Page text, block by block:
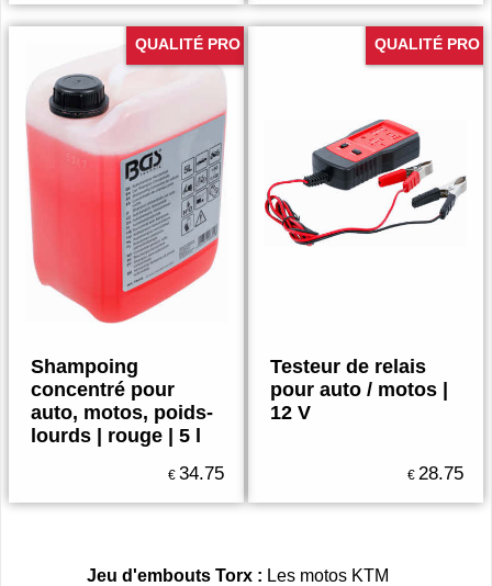
QUALITÉ PRO
Shampoing
concentré pour
auto, motos, poids-
lourds | rouge | 5 l
€ 34.75
QUALITÉ PRO
Testeur de relais
pour auto / motos |
12 V
€ 28.75
Jeu d'embouts Torx : Les motos KTM